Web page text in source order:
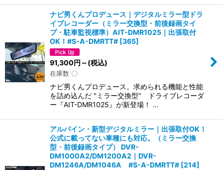
ナビ男くんプロデュース｜デジタルミラー型ドラ
イブレコーダー（ミラー交換型・前後録画タイ
プ・駐車監視標準）AIT-DMR1025｜出張取付
OK！#S-A-DMRTT# [365]
91,300円 ～(税込)
在庫数 〇
ナビ男くんプロデュース。求められる機能と性能
を詰め込んだ "ミラー交換型" ドライブレコーダ
ー『AIT-DMR1025』が新登場！ …
アルパイン・新型デジタルミラー｜出張取付OK！
公式に載ってない車種にも対応。（ミラー交換
型・前後録画タイプ） DVR-
DM1000A2/DM1200A2｜DVR-
DM1246A/DM1046A #S-A-DMRTT# [214]